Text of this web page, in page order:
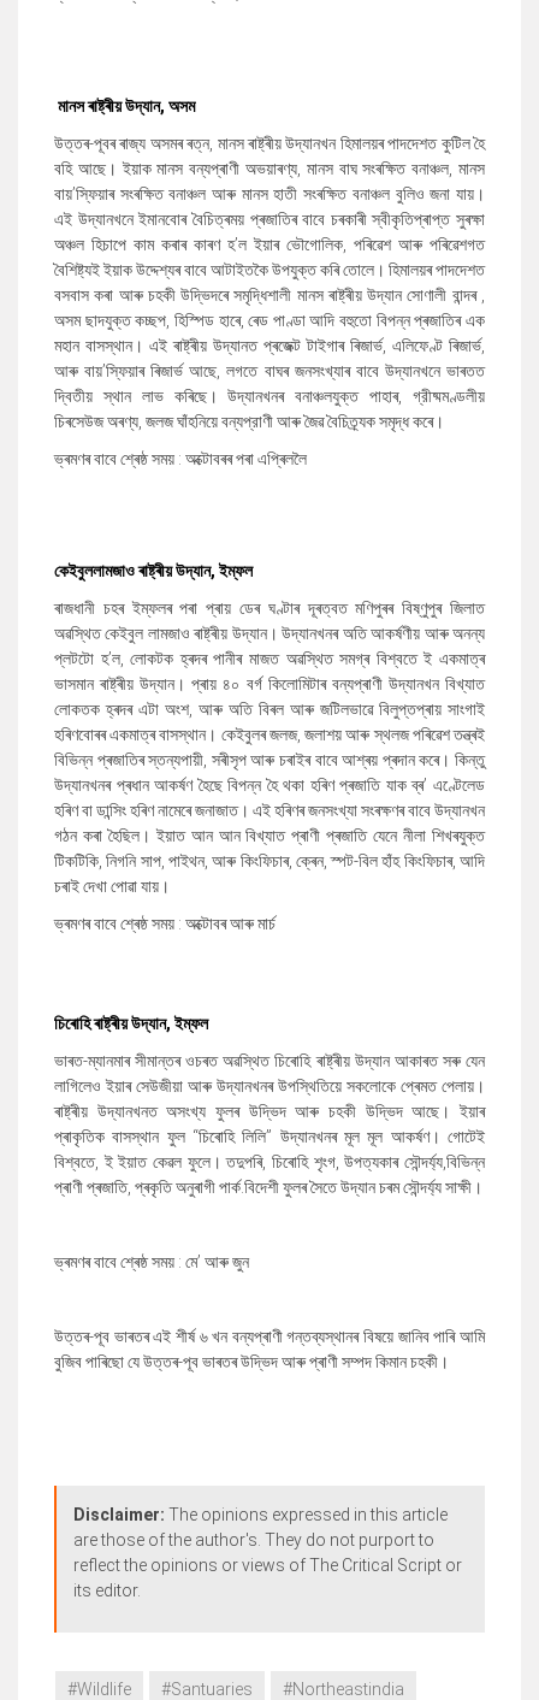
মানস ৰাষ্ট্ৰীয় উদ্যান, অসম
উত্তৰ-পূবৰ ৰাজ্য অসমৰ ৰত্ন, মানস ৰাষ্ট্ৰীয় উদ্যানখন হিমালয়ৰ পাদদেশত কুটিল হৈ
বহি আছে। ইয়াক মানস বন্যপ্ৰাণী অভয়াৰণ্য, মানস বাঘ সংৰক্ষিত বনাঞ্চল,মানস
বায়’স্ফিয়াৰ সংৰক্ষিত বনাঞ্চল আৰু মানস হাতী সংৰক্ষিত বনাঞ্চল বুলিও জনা যায়।
এই উদ্যানখনে ইমানবোৰ বৈচিত্ৰময় প্ৰজাতিৰ বাবে চৰকাৰী স্বীকৃতিপ্ৰাপ্ত সুৰক্ষা
অঞ্চল হিচাপে কাম কৰাৰ কাৰণ হ’ল ইয়াৰ ভৌগোলিক, পৰিৱেশ আৰু পৰিৱেশগত
বৈশিষ্ট্যই ইয়াক উদ্দেশ্যৰ বাবে আটাইতকৈ উপযুক্ত কৰি তোলে। হিমালয়ৰ পাদদেশত
বসবাস কৰা আৰু চহকী উদ্ভিদৰে সমৃদ্ধিশালী মানস ৰাষ্ট্ৰীয় উদ্যান সোণালী বান্দৰ ,
অসম ছাদযুক্ত কচ্ছপ, হিস্পিড হাৰে,ৰেড পাণ্ডা আদি বহুতো বিপন্ন প্ৰজাতিৰ এক
মহান বাসস্থান। এই ৰাষ্ট্ৰীয় উদ্যানত প্ৰজেক্ট টাইগাৰ ৰিজাৰ্ভ, এলিফেণ্ট ৰিজাৰ্ভ,
আৰু বায়’স্ফিয়াৰ ৰিজাৰ্ভ আছে,লগতে বাঘৰ জনসংখ্যাৰ বাবে উদ্যানখনে ভাৰতত
দ্বিতীয় স্থান লাভ কৰিছে। উদ্যানখনৰ বনাঞ্চলযুক্ত পাহাৰ,গ্রীষ্মমণ্ডলীয়
চিৰসেউজ অৰণ্য, জলজ ঘাঁহনিয়ে বন্যপ্রাণী আৰু জৈৱ বৈচিত্ৰ্যক সমৃদ্ধ কৰে।
ভ্ৰমণৰ বাবে শ্ৰেষ্ঠ সময় : অক্টোবৰৰ পৰা এপ্ৰিললৈ
কেইবুললামজাও ৰাষ্ট্ৰীয় উদ্যান,ইম্ফল
ৰাজধানী চহৰ ইম্ফলৰ পৰা প্ৰায় ডেৰ ঘণ্টাৰ দূৰত্বত মণিপুৰৰ বিষ্ণুপুৰ জিলাত
অৱস্থিত কেইবুল লামজাও ৰাষ্ট্ৰীয় উদ্যান। উদ্যানখনৰ অতি আকৰ্ষণীয় আৰু অনন্য
প্লটটো হ’ল,লোকটক হ্ৰদৰ পানীৰ মাজত অৱস্থিত সমগ্ৰ বিশ্বতে ই একমাত্ৰ
ভাসমান ৰাষ্ট্ৰীয় উদ্যান। প্ৰায় ৪০ বৰ্গ কিলোমিটাৰ বন্যপ্ৰাণী উদ্যানখন বিখ্যাত
লোকতক হ্ৰদৰ এটা অংশ, আৰু অতি বিৰল আৰু জটিলভাৱে বিলুপ্তপ্ৰায় সাংগাই
হৰিণবোৰৰ একমাত্ৰ বাসস্থান। কেইবুলৰ জলজ,জলাশয় আৰু স্থলজ পৰিৱেশ তন্ত্ৰই
বিভিন্ন প্ৰজাতিৰ স্তন্যপায়ী, সৰীসৃপ আৰু চৰাইৰ বাবে আশ্ৰয় প্ৰদান কৰে। কিন্তু
উদ্যানখনৰ প্ৰধান আকৰ্ষণ হৈছে বিপন্ন হৈ থকা হৰিণ প্ৰজাতি যাক ব্ৰ’ এণ্টেলেড
হৰিণ বা ডান্সিং হৰিণ নামেৰে জনাজাত। এই হৰিণৰ জনসংখ্যা সংৰক্ষণৰ বাবে উদ্যানখন
গঠন কৰা হৈছিল। ইয়াত আন আন বিখ্যাত প্ৰাণী প্ৰজাতি যেনে নীলা শিখৰযুক্ত
টিকটিকি,নিগনি সাপ, পাইথন,আৰু কিংফিচাৰ, ক্ৰেন,স্পট-বিল হাঁহ কিংফিচাৰ, আদি
চৰাই দেখা পোৱা যায়।
ভ্ৰমণৰ বাবে শ্ৰেষ্ঠ সময় : অক্টোবৰ আৰু মাৰ্চ
চিৰোহি ৰাষ্ট্ৰীয় উদ্যান,ইম্ফল
ভাৰত-ম্যানমাৰ সীমান্তৰ ওচৰত অৱস্থিত চিৰোহি ৰাষ্ট্ৰীয় উদ্যান আকাৰত সৰু যেন
লাগিলেও ইয়াৰ সেউজীয়া আৰু উদ্যানখনৰ উপস্থিতিয়ে সকলোকে প্ৰেমত পেলায়।
ৰাষ্ট্ৰীয় উদ্যানখনত অসংখ্য ফুলৰ উদ্ভিদ আৰু চহকী উদ্ভিদ আছে। ইয়াৰ
প্ৰাকৃতিক বাসস্থান ফুল “চিৰোহি লিলি” উদ্যানখনৰ মূল মূল আকৰ্ষণ। গোটেই
বিশ্বতে, ই ইয়াত কেৱল ফুলে। তদুপৰি,চিৰোহি শৃংগ,উপত্যকাৰ সৌন্দৰ্য্য,বিভিন্ন
প্ৰাণী প্ৰজাতি, প্ৰকৃতি অনুৰাগী পাৰ্ক.বিদেশী ফুলৰ সৈতে উদ্যান চৰম সৌন্দৰ্য্য সাক্ষী।
ভ্ৰমণৰ বাবে শ্ৰেষ্ঠ সময় : মে’ আৰু জুন
উত্তৰ-পূব ভাৰতৰ এই শীৰ্ষ ৬ খন বন্যপ্ৰাণী গন্তব্যস্থানৰ বিষয়ে জানিব পাৰি আমি
বুজিব পাৰিছো যে উত্তৰ-পূব ভাৰতৰ উদ্ভিদ আৰু প্ৰাণী সম্পদ কিমান চহকী।
Disclaimer: The opinions expressed in this article
are those of the author's. They do not purport to
reflect the opinions or views of The Critical Script or
its editor.
#Wildlife #Santuaries #Northeastindia